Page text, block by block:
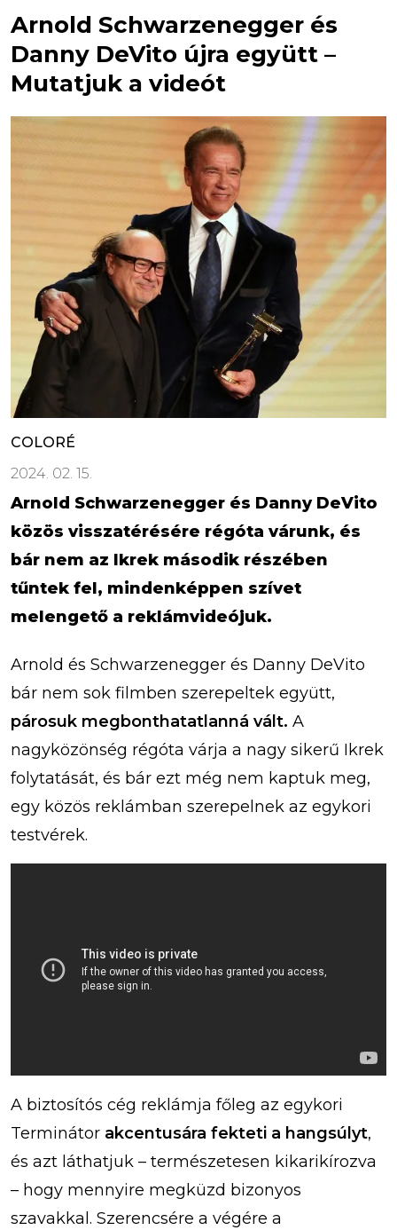
Arnold Schwarzenegger és
Danny DeVito újra együtt –
Mutatjuk a videót
COLORÉ
2024. 02. 15.
Arnold Schwarzenegger és Danny DeVito
közös visszatérésére régóta várunk, és
bár nem az Ikrek második részében
tűntek fel, mindenképpen szívet
melengető a reklámvideójuk.
Arnold és Schwarzenegger és Danny DeVito
bár nem sok filmben szerepeltek együtt,
párosuk megbonthatatlanná vált. A
nagyközönség régóta várja a nagy sikerű Ikrek
folytatását, és bár ezt még nem kaptuk meg,
egy közös reklámban szerepelnek az egykori
testvérek.
A biztosítós cég reklámja főleg az egykori
Terminátor akcentusára fekteti a hangsúlyt,
és azt láthatjuk – természetesen kikarikírozva
– hogy mennyire megküzd bizonyos
szavakkal. Szerencsére a végére a